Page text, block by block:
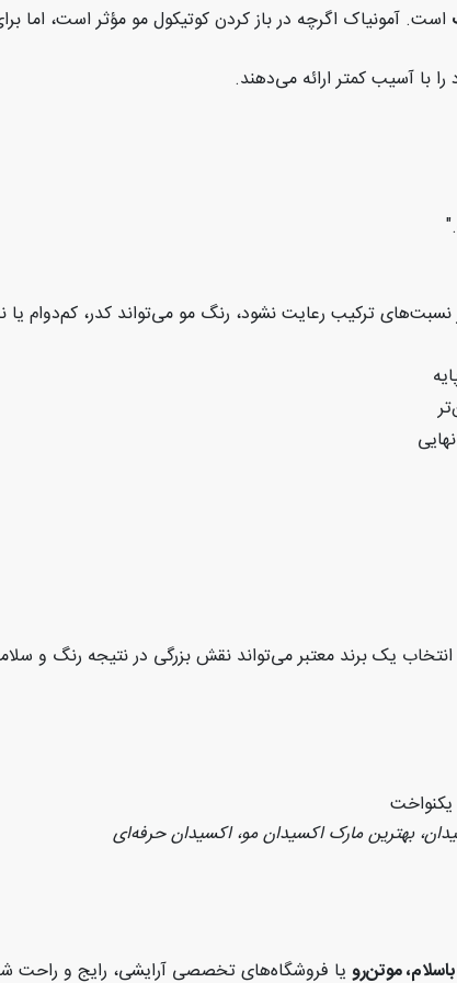
است. آمونیاک اگرچه در باز کردن کوتیکول مو مؤثر است، اما
را با آسیب کمتر ارائه می‌دهند.
."
ترکیب رعایت نشود، رنگ مو می‌تواند کدر، کم‌دوام یا
انتخاب یک برند معتبر می‌تواند نقش بزرگی در نتیجه رنگ و
یکنواخت
بهترین مارک اکسیدان مو، اکسیدان حرفه‌ای
موتن‌رو یا فروشگاه‌های تخصصی آرایشی، رایج و راحت